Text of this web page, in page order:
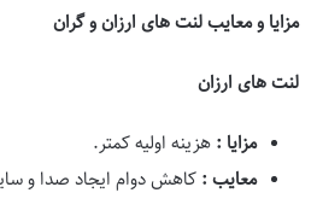
مزایا و معایب لنت های ارزان و گران
لنت های ارزان
مزایا : هزینه اولیه کمتر.
معایب : کاهش دوام ایجاد صدا و